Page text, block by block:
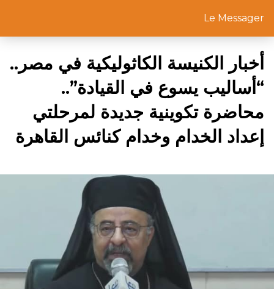
Le Messager
أخبار الكنيسة الكاثوليكية في مصر..
“أساليب يسوع في القيادة”..
محاضرة تكوينية جديدة لمرحلتي
إعداد الخدام وخدام كنائس القاهرة